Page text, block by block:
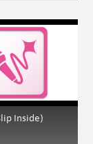
Inside)